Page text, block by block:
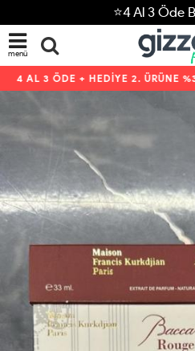
⭐4 Al 3 Öde
menü
4 AL 3 ÖDE + HEDİYE 2. ÜRÜNE